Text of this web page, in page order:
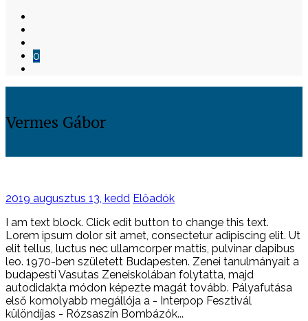
0
Vermes Gábor
content
Posted
2019 augusztus 13, kedd Előadók
I am text block. Click edit button to change this text.
Lorem ipsum dolor sit amet, consectetur adipiscing elit. Ut
elit tellus, luctus nec ullamcorper mattis, pulvinar dapibus
leo. 1970-ben született Budapesten. Zenei tanulmányait a
budapesti Vasutas Zeneiskolában folytatta, majd
autodidakta módon képezte magát tovább. Pályafutása
első komolyabb megállója a - Interpop Fesztivál
különdíjas - Rózsaszín Bombázók...